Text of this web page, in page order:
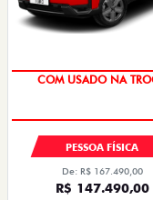
OPORTUNIDADE
PESSOA FÍSICA
De: R$ 167.490,00
R$ 147.490,00